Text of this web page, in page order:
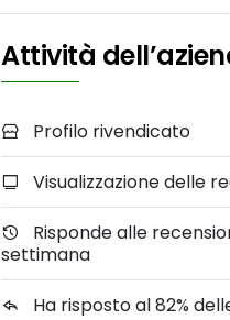
Attività
Profilo rivendicato
Visualizzazione delle
Risponde alle
settimana
Ha risposto al 82%